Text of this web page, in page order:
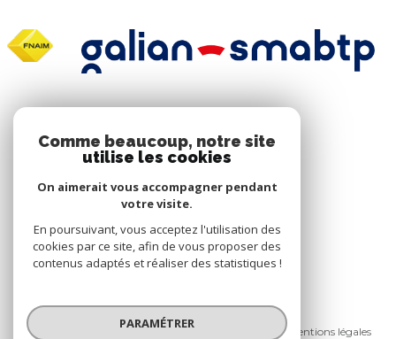
Nous suivre
© 2026 | Tous droits réservés
Nos honoraires
Nos partenaires Mentions légales
Comme beaucoup, notre site
utilise les cookies
On aimerait vous accompagner pendant
votre visite.
En poursuivant, vous acceptez l'utilisation des
cookies par ce site, afin de vous proposer des
contenus adaptés et réaliser des statistiques !
PARAMÉTRER